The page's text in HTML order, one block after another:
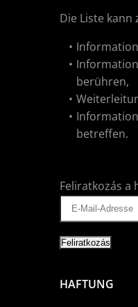
Die Liste
berühren,
betreffen.
Feliratkozás a
HAFTUNG